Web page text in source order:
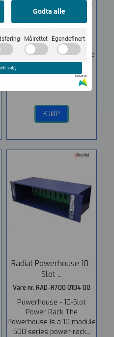
Radial EXTC 500 Guitar
...
EXTC 500 Guitar Effects
Interface & Reamp Module
The Radial EXTC is a...
KJØP
Radial Powerhouse 10-
Slot ...
Vare nr. RAD-R700 0104 00
Powerhouse - 10-Slot
Power Rack The
Powerhouse is a 10 module
500 series power-rack...
Godta alle
Målrettet Egendefinert
valg
Drevet av